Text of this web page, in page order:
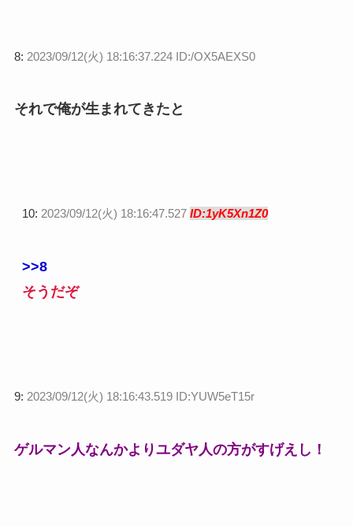
8: 2023/09/12(火) 18:16:37.224 ID:/OX5AEXS0
それで俺が生まれてきたと
10: 2023/09/12(火) 18:16:47.527 ID:1yK5Xn1Z0
>>8
そうだぞ
9: 2023/09/12(火) 18:16:43.519 ID:YUW5eT15r
ゲルマン人なんかよりユダヤ人の方がすげえし！